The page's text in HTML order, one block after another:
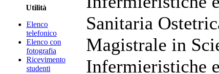
Utilità
Elenco
telefonico
Elenco con
fotografia
Ricevimento
studenti
Sanitaria
Magistrale in
Infermieristiche